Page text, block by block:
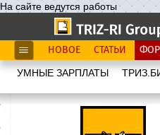
На сайте ведутся работы
НОВОЕ СТАТЬИ
УМНЫЕ ЗАРПЛАТЫ